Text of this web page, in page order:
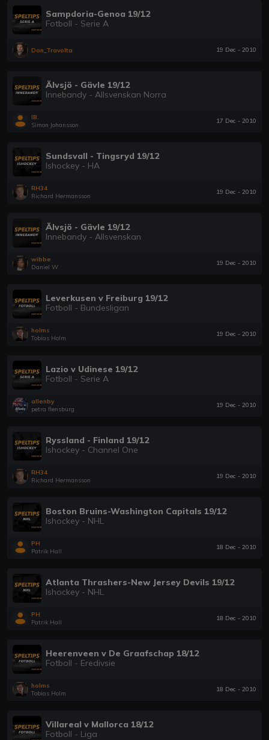
Sampdoria-Genoa 19/12
Fotboll - Serie A
Don_Travolta 19 Dec - 2010
Älvsjö - Gävle 19/12
Innebandy - Allsvenskan Norra
IB.
Simon Johansson
17 Dec - 2010
Sundsvall - Tingsryd 19/12
Ishockey - HA
RH34
Richard Hermansson
19 Dec - 2010
Älvsjö - Gävle 19/12
Innebandy - Allsvenskan
wibbe
Daniel W
19 Dec - 2010
Leverkusen v Freiburg 19/12
Fotboll - Bundesligan
holms
Tobias Holm
19 Dec - 2010
Lazio v Udinese 19/12
Fotboll - Serie A
allenby
petra flensburg
19 Dec - 2010
Ryssland - Finland 19/12
Ishockey - Channel One
RH34
Richard Hermansson
19 Dec - 2010
Boston Bruins-Washington Capitals 19/12
Ishockey - NHL
PH
Patrik Hall
18 Dec - 2010
Atlanta Thrashers-New Jersey Devils 19/12
Ishockey - NHL
PH
Patrik Hall
18 Dec - 2010
Heerenveen v De Graafschap 18/12
Fotboll - Eredivsie
holms
Tobias Holm
18 Dec - 2010
Villareal v Mallorca 18/12
Fotboll - Liga